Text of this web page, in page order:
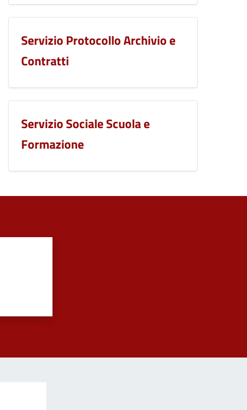
Servizio Protocollo Archivio e
Contratti
Servizio Sociale Scuola e
Formazione